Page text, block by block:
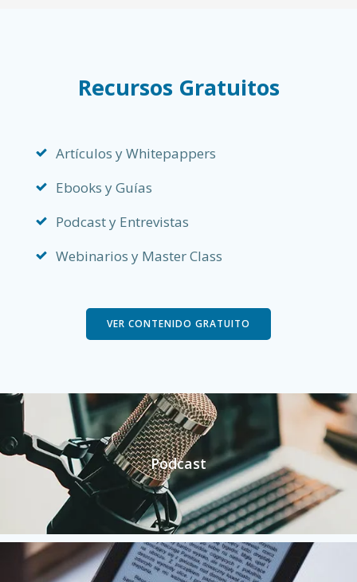
Recursos Gratuitos
Artículos y Whitepappers
Ebooks y Guías
Podcast y Entrevistas
Webinarios y Master Class
VER CONTENIDO GRATUITO
Podcast